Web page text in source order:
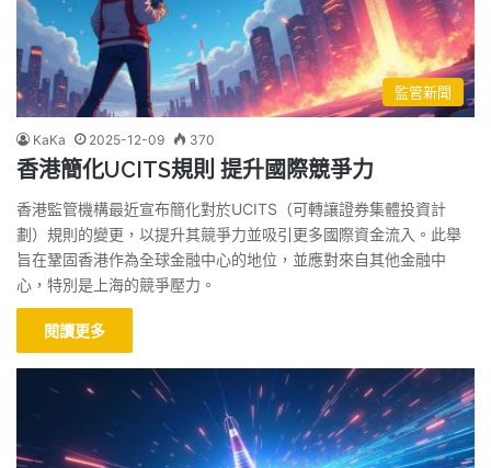
監管新聞
KaKa 2025-12-09 370
香港簡化UCITS規則 提升國際競爭力
香港監管機構最近宣布簡化對於UCITS（可轉讓證券集體投資計
劃）規則的變更，以提升其競爭力並吸引更多國際資金流入。此舉
旨在鞏固香港作為全球金融中心的地位，並應對來自其他金融中
心，特別是上海的競爭壓力。
閱讀更多